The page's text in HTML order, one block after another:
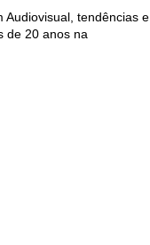
Audiovisual, tendências e
de 20 anos na